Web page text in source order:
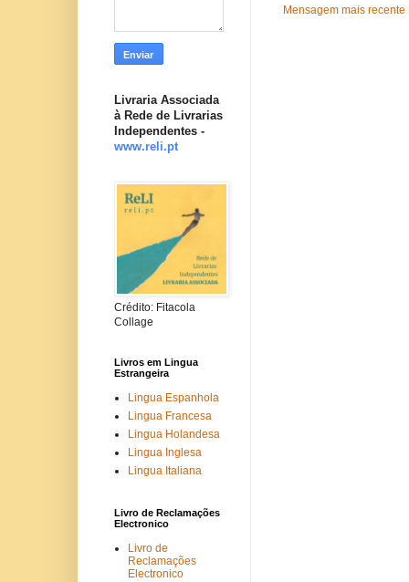
Mensagem mais recente
Livraria Associada
à Rede de Livrarias
Independentes -
www.reli.pt
Crédito: Fitacola
Collage
Livros em Lingua
Estrangeira
Lingua Espanhola
Lingua Francesa
Lingua Holandesa
Lingua Inglesa
Lingua Italiana
Livro de Reclamações
Electronico
Livro de
Reclamações
Electronico